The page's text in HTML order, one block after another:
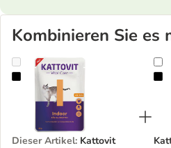
Kombinieren Sie es
Kattovit Vital Care Indoor
Dieser Artikel: Kattovit